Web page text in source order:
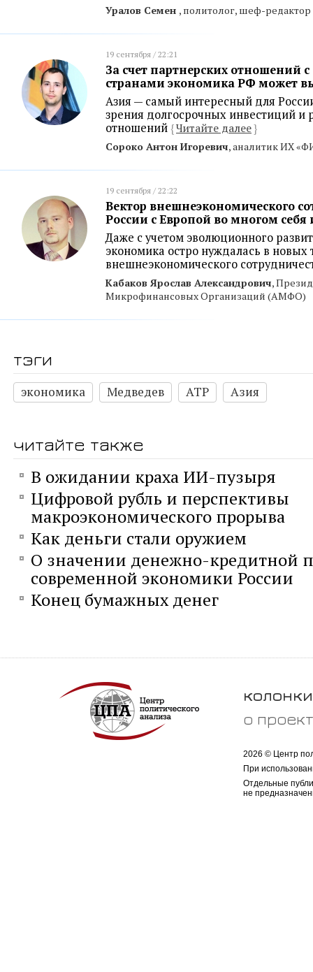
Уралов Семен , политолог, шеф-редактор
19 сентября / 22:21
За счет партнерских отношений
странами экономика РФ может
Азия — самый интересный для
зрения долгосрочных инвестиций
отношений {Читайте далее}
Сороко Антон Игоревич, аналитик ИХ
19 сентября / 22:22
Вектор внешнеэкономического
России с Европой во многом себя
Даже с учетом эволюционного
экономика остро нуждалась в новых
внешнеэкономического
Кабаков Ярослав Александрович,
Микрофинансовых Организаций (АМФО)
тэги
экономика Медведев АТР Азия
читайте также
В ожидании краха ИИ-пузыря
Цифровой рубль и перспективы
макроэкономического прорыва
Как деньги стали оружием
О значении денежно-кредитной
современной экономики России
Конец бумажных денег
колонки
о
2026 © Центр
При
Отдельные
не